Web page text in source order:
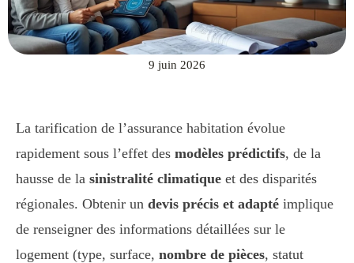
9 juin 2026
La tarification de l’assurance habitation évolue
rapidement sous l’effet des modèles prédictifs, de la
hausse de la sinistralité climatique et des disparités
régionales. Obtenir un devis précis et adapté implique
de renseigner des informations détaillées sur le
logement (type, surface, nombre de pièces, statut